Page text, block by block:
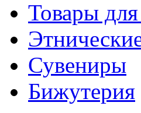
Товары
Сувениры
Бижутерия